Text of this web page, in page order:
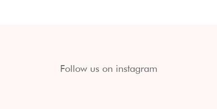
Follow us on instagram